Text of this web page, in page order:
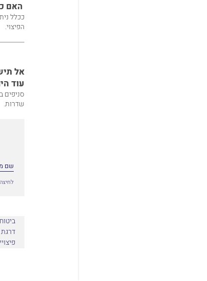
האם
ככלל
הפיצוי.
אל
עוד
סניפים
שדרות.